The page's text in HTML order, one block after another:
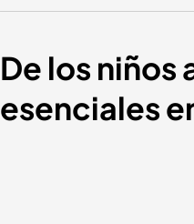
De los niños
esenciales